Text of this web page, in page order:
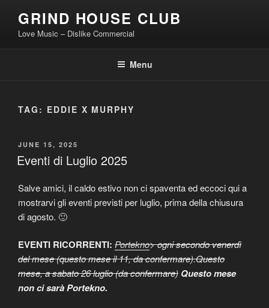
content
GRIND HOUSE CLUB
Love Music – Dislike Commercial
Menu
TAG: EDDIE X MURPHY
POSTED
ON
JUNE 15, 2025
Eventi di Luglio 2025
Salve amici, il caldo estivo non ci spaventa ed eccoci qui a
mostrarvi gli eventi previsti per luglio, prima della chiusura
di agosto. 🙂
EVENTI RICORRENTI: Portekno> ogni secondo venerdì
del mese (questo mese il 11, da confermare).Questo
mese, a sabato 26 luglio (da confermare) Questo mese
non ci sarà Portekno.